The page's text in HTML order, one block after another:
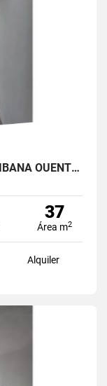
SE ARRIENDA APARTAMENTO EN TIBANA OUENTE ARANDA CONJUNTO OPORTO
37
Área m2
Alquiler